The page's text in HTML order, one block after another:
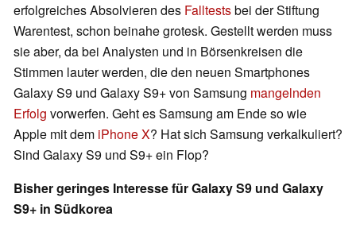
erfolgreiches Absolvieren des Falltestsbei der Stiftung
Warentest, schon beinahe grotesk. Gestellt werden muss
sie aber, da bei Analysten und in Börsenkreisen die
Stimmen lauter werden, die den neuen Smartphones
Galaxy S9 und Galaxy S9+ von Samsung mangelnden
Erfolg vorwerfen. Geht es Samsung am Ende so wie
Apple mit dem iPhone X? Hat sich Samsung verkalkuliert?
Sind Galaxy S9 und S9+ ein Flop?
Bisher geringes Interesse für Galaxy S9 und Galaxy
S9+ in Südkorea